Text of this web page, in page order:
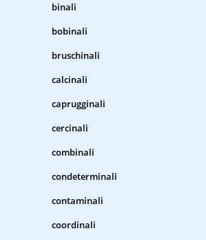
binali
bobinali
bruschinali
calcinali
caprugginali
cercinali
combinali
condeterminali
contaminali
coordinali